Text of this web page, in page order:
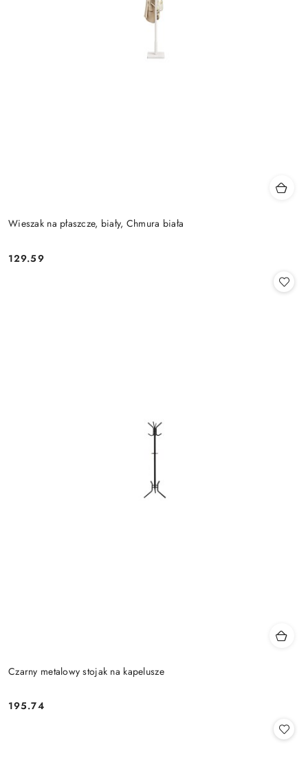
Wieszak na płaszcze, biały, Chmura biała
Cena:
129.59
Czarny metalowy stojak na kapelusze
Cena:
195.74